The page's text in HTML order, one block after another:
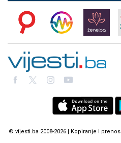
© vijesti.ba 2008-2026 | Kopiranje i